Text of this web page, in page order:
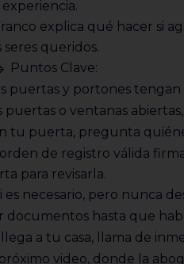
experiencia.
explica qué hacer si
seres queridos.
Puntos Clave:
puertas y portones
o ventanas
tu puerta, pregunta
de registro válida
para revisarla.
es necesario, pero nunca
documentos hasta que
a tu casa, llama de
video, donde la